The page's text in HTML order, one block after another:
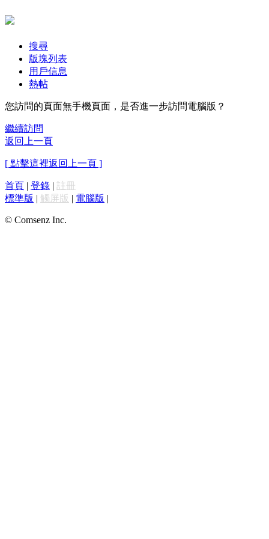
搜尋
版塊列表
用戶信息
熱帖
您訪問的頁面無手機頁面，是否進一步訪問電腦版？
繼續訪問
返回上一頁
[ 點擊這裡返回上一頁 ]
首頁 | 登錄 | 註冊
標準版 | 觸屏版 | 電腦版 |
© Comsenz Inc.